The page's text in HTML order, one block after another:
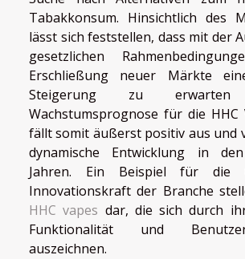
Tabakkonsum. Hinsichtlich des
lässt sich feststellen, dass mit der
gesetzlichen
Erschließung neuer Märkte
Steigerung zu
Wachstumsprognose für die HHC
fällt somit äußerst positiv aus und
dynamische Entwicklung in
Jahren. Ein Beispiel für die
Innovationskraft der Branche
HHC vapes dar, die sich durch
Funktionalität und
auszeichnen.